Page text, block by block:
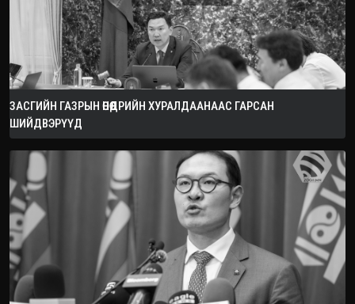
ЗАСГИЙН ГАЗРЫН ӨНӨӨДРИЙН ХУРАЛДААНААС ГАРСАН
ШИЙДВЭРҮҮД